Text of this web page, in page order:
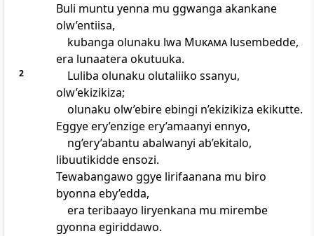
Buli muntu yenna mu ggwanga akankane
olw’entiisa,
kubanga olunaku lwa Mukamalusembedde,
era lunaatera okutuuka.
2
Luliba olunaku olutaliiko ssanyu,
olw’ekizikiza;
olunaku olw’ebire ebingi n’ekizikiza ekikutte.
Eggye ery’enzige ery’amaanyi ennyo,
ng’ery’abantu abalwanyi ab’ekitalo,
libuutikidde ensozi.
Tewabangawo ggye lirifaanana mu biro
byonna eby’edda,
era teribaayo liryenkana mu mirembe
gyonna egiriddawo.